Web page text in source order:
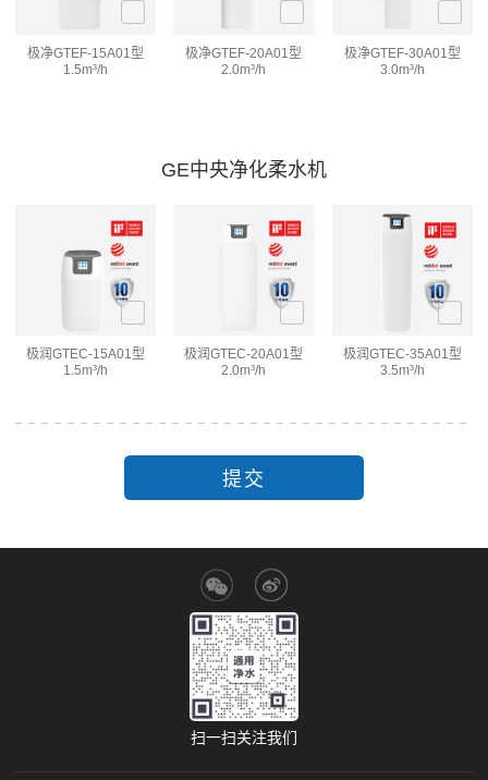
极净GTEF-15A01型
1.5m³/h
极净GTEF-20A01型
2.0m³/h
极净GTEF-30A01型
3.0m³/h
GE中央净化柔水机
极润GTEC-15A01型
1.5m³/h
极润GTEC-20A01型
2.0m³/h
极润GTEC-35A01型
3.5m³/h
提交
扫一扫关注我们